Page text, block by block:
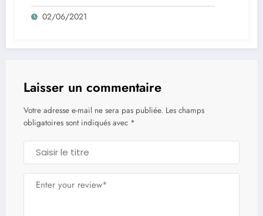
02/06/2021
Laisser un commentaire
Votre adresse e-mail ne sera pas publiée. Les champs
obligatoires sont indiqués avec *